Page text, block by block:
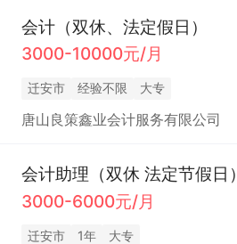
会计（双休、法定假日）
3000-10000元/月
迁安市 经验不限 大专
唐山良策鑫业会计服务有限公司
会计助理（双休 法定节假日）
3000-6000元/月
迁安市 1年 大专